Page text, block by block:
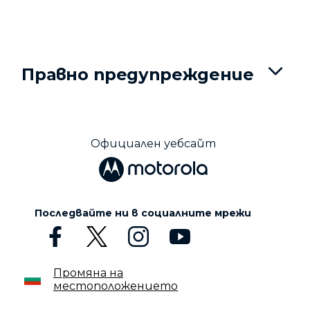
Правно предупреждение
Официален уебсайт
Последвайте ни в социалните мрежи
Промяна на
местоположението